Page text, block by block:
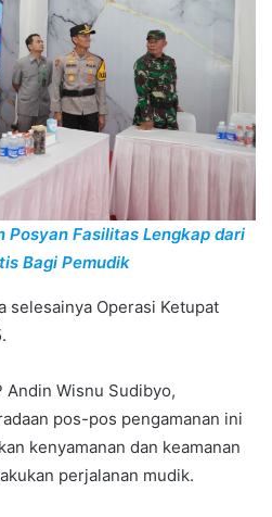
Posyan Fasilitas Lengkap dari
Bagi Pemudik
selesainya Operasi Ketupat
Andin Wisnu Sudibyo,
pos-pos pengamanan ini
kenyamanan dan keamanan
perjalanan mudik.